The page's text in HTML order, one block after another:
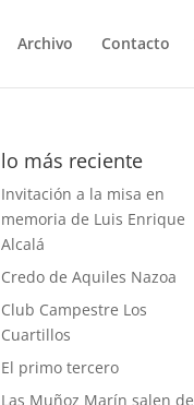
Archivo Contacto
lo más reciente
Invitación a la misa en
memoria de Luis Enrique
Alcalá
Credo de Aquiles Nazoa
Club Campestre Los
Cuartillos
El primo tercero
Las Muñoz Marín salen de